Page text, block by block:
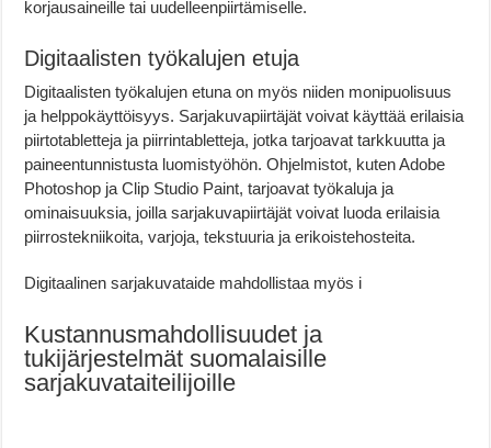
korjausaineille tai uudelleenpiirtämiselle.
Digitaalisten työkalujen etuja
Digitaalisten työkalujen etuna on myös niiden monipuolisuus
ja helppokäyttöisyys. Sarjakuvapiirtäjät voivat käyttää erilaisia
piirtotabletteja ja piirrintabletteja, jotka tarjoavat tarkkuutta ja
paineentunnistusta luomistyöhön. Ohjelmistot, kuten Adobe
Photoshop ja Clip Studio Paint, tarjoavat työkaluja ja
ominaisuuksia, joilla sarjakuvapiirtäjät voivat luoda erilaisia
piirrostekniikoita, varjoja, tekstuuria ja erikoistehosteita.
Digitaalinen sarjakuvataide mahdollistaa myös i
Kustannusmahdollisuudet ja
tukijärjestelmät suomalaisille
sarjakuvataiteilijoille